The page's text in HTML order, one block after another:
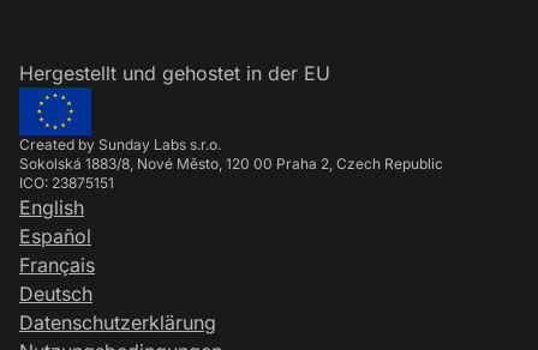
Hergestellt und gehostet in der EU
Created by Sunday Labs s.r.o.
Sokolská 1883/8, Nové Město, 120 00 Praha 2, Czech Republic
ICO: 23875151
English
Español
Français
Deutsch
Datenschutzerklärung